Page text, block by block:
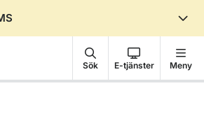
Sök E-tjänster Meny